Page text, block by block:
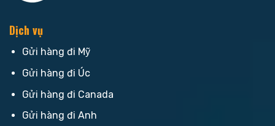
Dịch vụ
Gửi hàng đi Mỹ
Gửi hàng đi Úc
Gửi hàng đi Canada
Gửi hàng đi Anh